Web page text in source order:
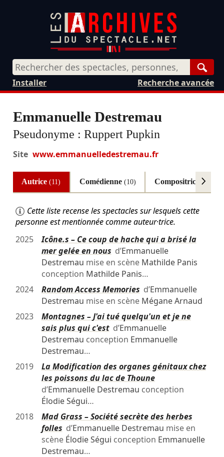
Recherche avancée
Installer
Emmanuelle Destremau
Pseudonyme : Ruppert Pupkin
Site www.emmanuelledestremau.fr
Autrice(11) Comédienne (10) Compositrice(8)
Cette liste recense les spectacles sur lesquels cette
personne est mentionnée comme auteur·trice.
2025
Icône.s – Ce coup de hache qui a brisé la
mer gelée en nous d’Emmanuelle
Destremau mise en scène Mathilde Panis
conception Mathilde Panis…
2024
Random Access Memories d’Emmanuelle
Destremau mise en scène Mégane Arnaud
2023
Montagnes – J'ai tué quelqu'un et je ne
sais plus qui c'estd’Emmanuelle
Destremau conception Emmanuelle
Destremau…
2019
La Modification des organes génitaux chez
les poissons du lac de Thoune
d’Emmanuelle Destremau conception
Élodie Ségui…
2018
Mad Grass – Société secrète des herbes
folles d’Emmanuelle Destremau mise en
scène Élodie Ségui conception Emmanuelle
Destremau…